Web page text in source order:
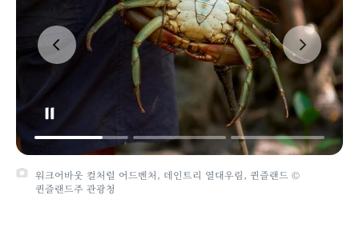
워크어바웃 컬처럴 어드벤처, 데인트리 열대우림, 퀸즐랜드 ©
퀸즐랜드주 관광청